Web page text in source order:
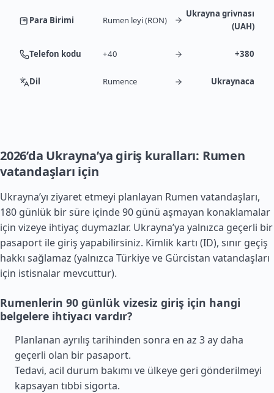
Para Birimi Rumen leyi (RON)
Ukrayna grivnası
(UAH)
Telefon kodu +40 +380
Dil Rumence Ukraynaca
2026’da Ukrayna’ya giriş kuralları: Rumen
vatandaşları için
Ukrayna’yı ziyaret etmeyi planlayan Rumen vatandaşları,
180 günlük bir süre içinde 90 günü aşmayan konaklamalar
için vizeye ihtiyaç duymazlar. Ukrayna’ya yalnızca geçerli bir
pasaport ile giriş yapabilirsiniz. Kimlik kartı (ID), sınır geçiş
hakkı sağlamaz (yalnızca Türkiyeve Gürcistan vatandaşları
için istisnalar mevcuttur).
Rumenlerin 90 günlük vizesiz giriş için hangi
belgelere ihtiyacı vardır?
Planlanan ayrılış tarihinden sonra en az 3 ay daha
geçerli olan bir pasaport.
Tedavi, acil durum bakımı ve ülkeye geri gönderilmeyi
kapsayan tıbbi sigorta.